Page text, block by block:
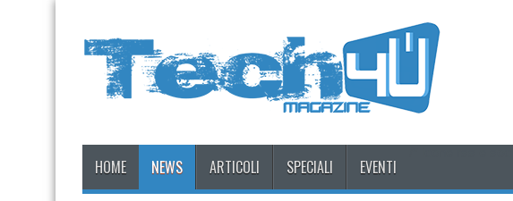
HOME NEWS ARTICOLI SPECIALI EVENTI